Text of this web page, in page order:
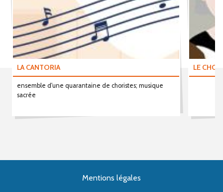
LA CANTORIA
ensemble d'une quarantaine de choristes; musique
sacrée
LE
Mentions légales